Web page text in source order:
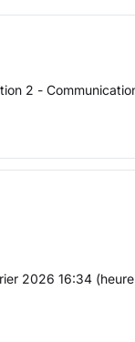
2 -
2026 16:34